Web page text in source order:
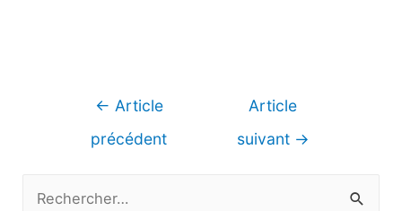
Navigation
← Article
précédent
Article
suivant →